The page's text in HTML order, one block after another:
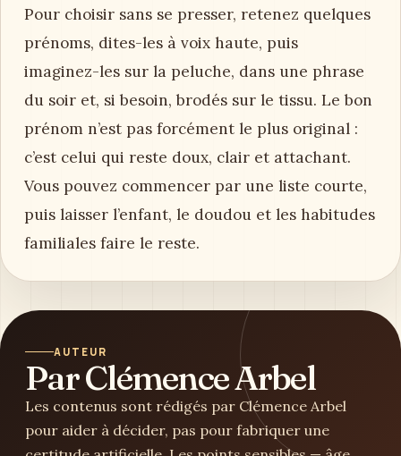
Pour choisir sans se presser, retenez quelques
prénoms, dites-les à voix haute, puis
imaginez-les sur la peluche, dans une phrase
du soir et, si besoin, brodés sur le tissu. Le bon
prénom n’est pas forcément le plus original :
c’est celui qui reste doux, clair et attachant.
Vous pouvez commencer par une liste courte,
puis laisser l’enfant, le doudou et les habitudes
familiales faire le reste.
AUTEUR
Par Clémence Arbel
Les contenus sont rédigés par Clémence Arbel
pour aider à décider, pas pour fabriquer une